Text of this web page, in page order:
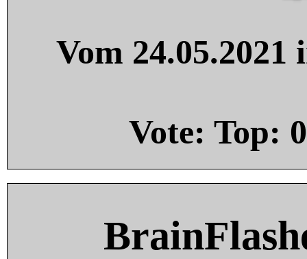
Vom
Vote: Top: 0